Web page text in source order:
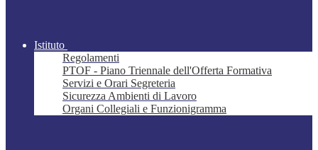
Istituto
Regolamenti
PTOF - Piano Triennale dell'Offerta Formativa
Servizi e Orari Segreteria
Sicurezza Ambienti di Lavoro
Organi Collegiali e Funzionigramma